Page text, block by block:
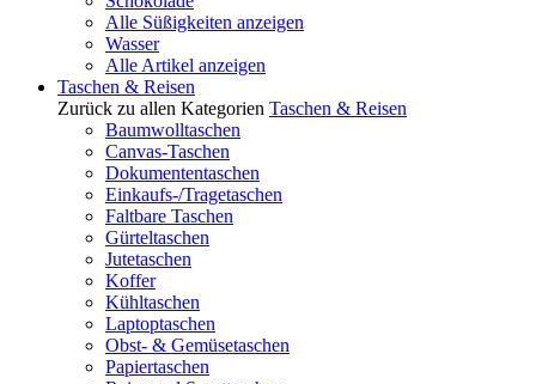
Alle Süßigkeiten anzeigen
Wasser
Alle Artikel anzeigen
Taschen & Reisen
Zurück zu allen Kategorien Taschen & Reisen
Baumwolltaschen
Canvas-Taschen
Dokumententaschen
Einkaufs-/Tragetaschen
Faltbare Taschen
Gürteltaschen
Jutetaschen
Koffer
Kühltaschen
Laptoptaschen
Obst- & Gemüsetaschen
Papiertaschen